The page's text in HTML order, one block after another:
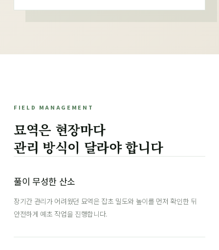
FIELD MANAGEMENT
묘역은 현장마다
관리 방식이 달라야 합니다
풀이 무성한 산소
장기간 관리가 어려웠던 묘역은 잡초 밀도와 높이를 먼저 확인한 뒤
안전하게 예초 작업을 진행합니다.